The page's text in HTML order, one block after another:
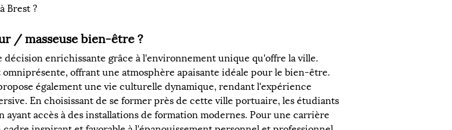
Brest ?
/ masseuse bien-être ?
décision enrichissante grâce à l'environnement unique qu'offre la ville.
offrant une atmosphère apaisante idéale pour le bien-être.
également une vie culturelle dynamique, rendant l'expérience
En choisissant de se former près de cette ville portuaire, les étudiants
accès à des installations de formation modernes. Pour une carrière